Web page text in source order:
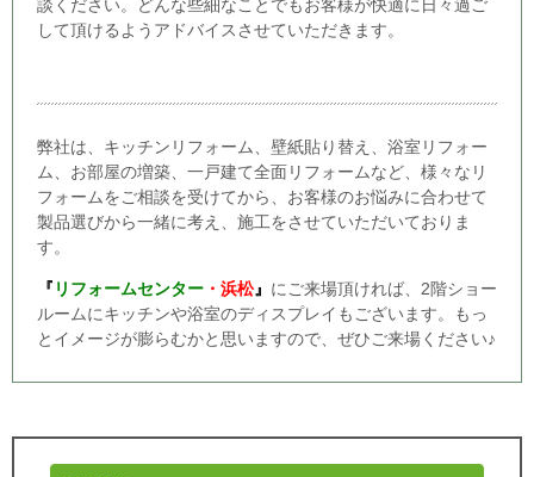
談ください。どんな些細なことでもお客様が快適に日々過ご
して頂けるようアドバイスさせていただきます。
弊社は、キッチンリフォーム、壁紙貼り替え、浴室リフォー
ム、お部屋の増築、一戸建て全面リフォームなど、様々なリ
フォームをご相談を受けてから、お客様のお悩みに合わせて
製品選びから一緒に考え、施工をさせていただいておりま
す。
『 リフォームセンター ・浜松』 にご来場頂ければ、2階ショー
ルームにキッチンや浴室のディスプレイもございます。もっ
とイメージが膨らむかと思いますので、ぜひご来場ください♪